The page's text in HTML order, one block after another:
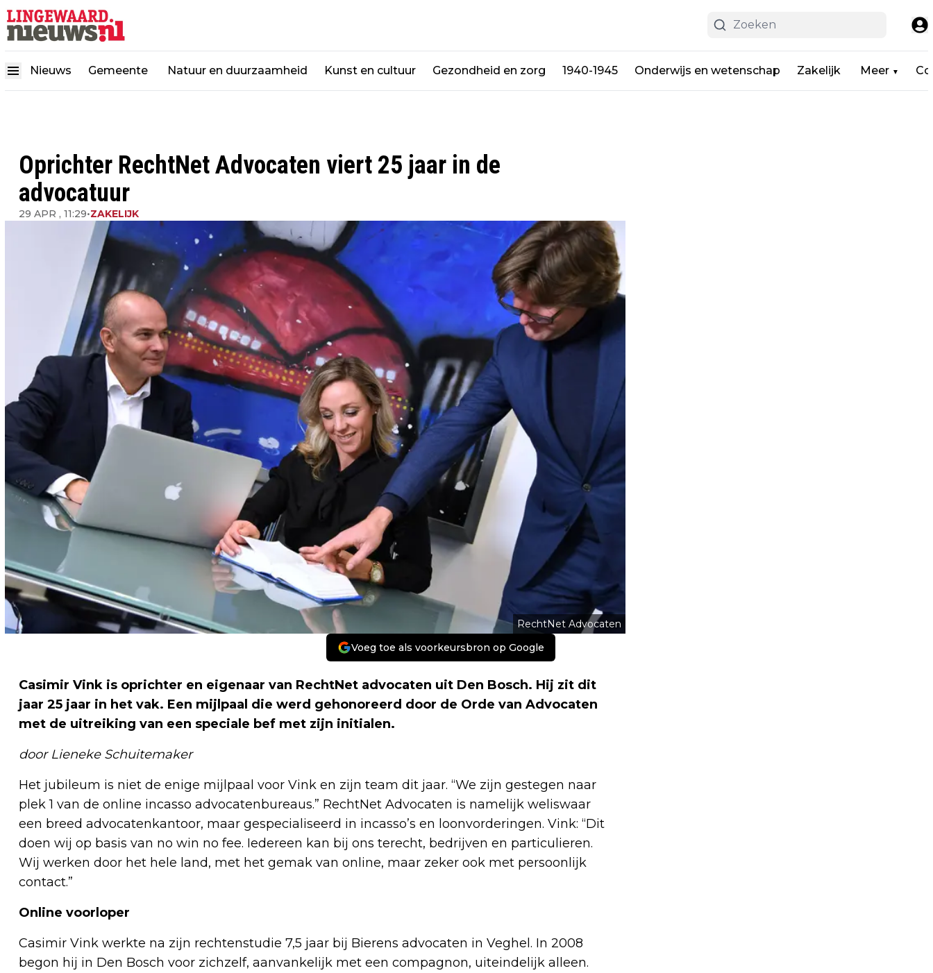
Nieuws Gemeente Natuur en duurzaamheid Kunst en cultuur Gezondheid en zorg 1940-1945 Onderwijs en wetenschap Zakelijk Meer ▼
Oprichter RechtNet Advocaten viert 25 jaar in de
advocatuur
29 APR , 11:29•ZAKELIJK
RechtNet Advocaten
Voeg toe als voorkeursbron op Google
Casimir Vink is oprichter en eigenaar van RechtNet advocaten uit Den Bosch. Hij zit dit
jaar 25 jaar in het vak. Een mijlpaal die werd gehonoreerd door de Orde van Advocaten
met de uitreiking van een speciale bef met zijn initialen.
door Lieneke Schuitemaker
Het jubileum is niet de enige mijlpaal voor Vink en zijn team dit jaar. “We zijn gestegen naar
plek 1 van de online incasso advocatenbureaus.” RechtNet Advocaten is namelijk weliswaar
een breed advocatenkantoor, maar gespecialiseerd in incasso’s en loonvorderingen. Vink: “Dit
doen wij op basis van no win no fee. Iedereen kan bij ons terecht, bedrijven en particulieren.
Wij werken door het hele land, met het gemak van online, maar zeker ook met persoonlijk
contact.”
Online voorloper
Casimir Vink werkte na zijn rechtenstudie 7,5 jaar bij Bierens advocaten in Veghel. In 2008
begon hij in Den Bosch voor zichzelf, aanvankelijk met een compagnon, uiteindelijk alleen.